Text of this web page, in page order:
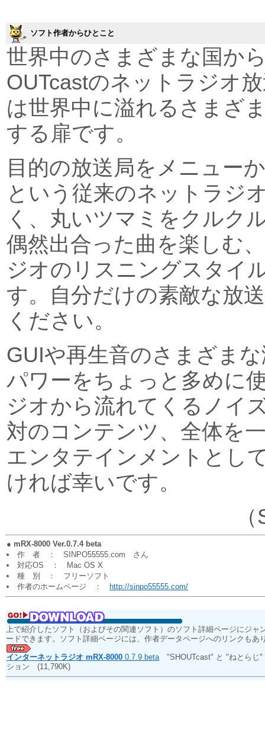
ソフト作者からひとこと
世界中のさまざまな国か
OUTcastのネットラジオ
は世界中に溢れるさまざ
する扉です。
目的の放送局をメニュー
という従来のネットラジ
く、丸いツマミをクルク
偶然出合った曲を楽しむ
ジオのリスニングスタイ
す。自分だけの素敵な放
ください。
GUIや再生音のさまざま
パワーをちょっと多めに
ジオから流れてくるノイ
対のコンテンツ、全体を
エンタテインメントとし
ければ幸いです。
● mRX-8000 Ver.0.7.4 beta
作 者 ： SINPO55555.com さん
対応OS ： Mac OS X
種 別 ： フリーソフト
作者のホームページ ：
http://sinpo55555.com/
上で紹介したソフト（およびその関連ソフト）のソフト詳細ページにジ
ードできます。ソフト詳細ページには、作者データページへのリンクもあ
インターネットラジオ mRX-8000 0.7.9 beta"SHOUTcast" と "ねとらじ"
ション (11,790K)